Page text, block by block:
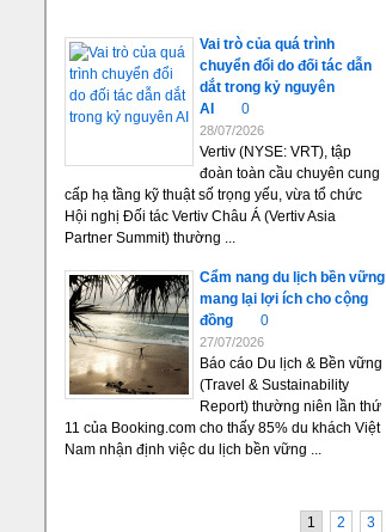
Vai trò của quá trình
chuyển đổi do đối tác dẫn
dắt trong kỷ nguyên
AI
0
28/07/2026
Vertiv (NYSE: VRT), tập
đoàn toàn cầu chuyên cung
cấp hạ tầng kỹ thuật số trọng yếu, vừa tổ chức
Hội nghị Đối tác Vertiv Châu Á (Vertiv Asia
Partner Summit) thường ...
Cẩm nang du lịch bền vững
mang lại lợi ích cho cộng
đồng
0
27/07/2026
Báo cáo Du lịch & Bền vững
(Travel & Sustainability
Report) thường niên lần thứ
11 của Booking.com cho thấy 85% du khách Việt
Nam nhận định việc du lịch bền vững ...
1 2 3